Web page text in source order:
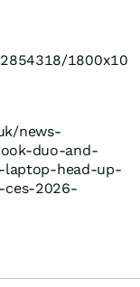
1800x10
news-
duo-and-
head-up-
ces-2026-